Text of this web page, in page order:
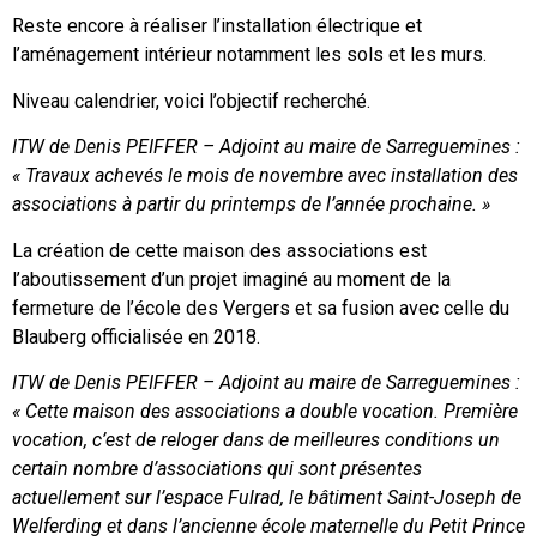
Reste encore à réaliser l’installation électrique et
l’aménagement intérieur notamment les sols et les murs.
Niveau calendrier, voici l’objectif recherché.
ITW de Denis PEIFFER – Adjoint au maire de Sarreguemines :
« Travaux achevés le mois de novembre avec installation des
associations à partir du printemps de l’année prochaine. »
La création de cette maison des associations est
l’aboutissement d’un projet imaginé au moment de la
fermeture de l’école des Vergers et sa fusion avec celle du
Blauberg officialisée en 2018.
ITW de Denis PEIFFER – Adjoint au maire de Sarreguemines :
« Cette maison des associations a double vocation. Première
vocation, c’est de reloger dans de meilleures conditions un
certain nombre d’associations qui sont présentes
actuellement sur l’espace Fulrad, le bâtiment Saint-Joseph de
Welferding et dans l’ancienne école maternelle du Petit Prince